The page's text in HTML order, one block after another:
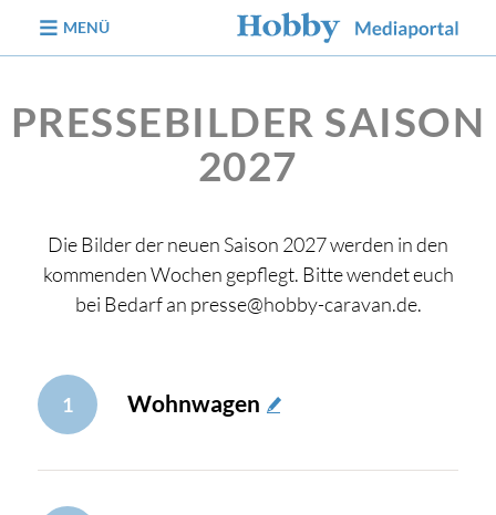
MENÜ
PRESSEBILDER SAISON
2027
Die Bilder der neuen Saison 2027 werden in den
kommenden Wochen gepflegt. Bitte wendet euch
bei Bedarf an presse@hobby-caravan.de.
1 Wohnwagen